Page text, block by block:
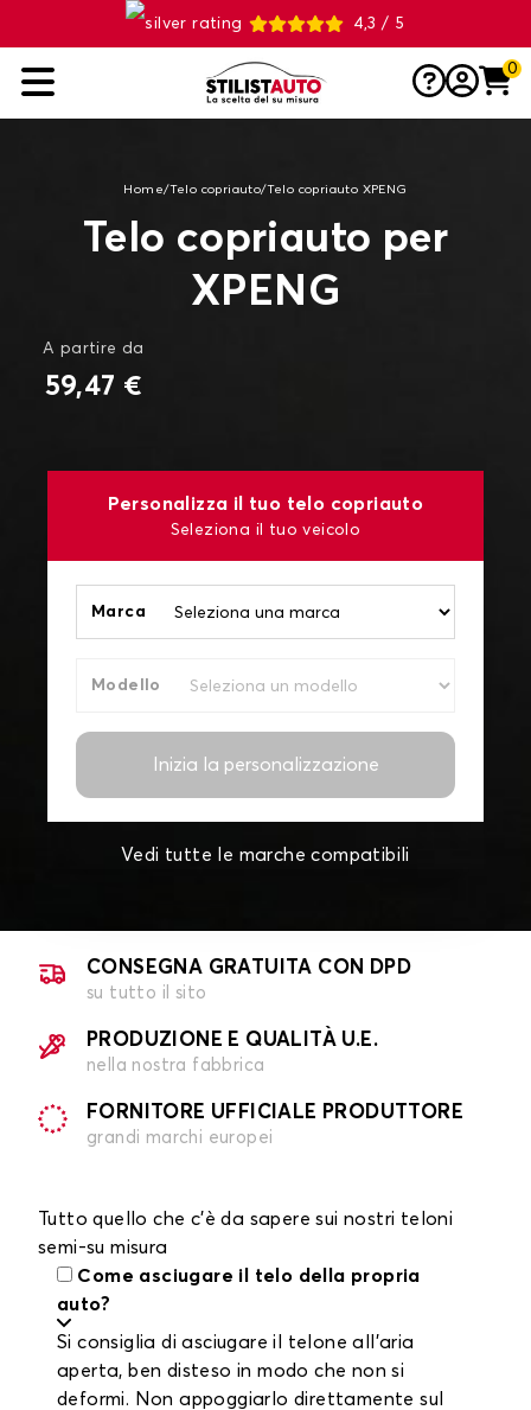
4,3 / 5
0
Home/Telo copriauto/Telo copriauto XPENG
Telo copriauto per
XPENG
A partire da
59,47 €
Personalizza il tuo telo copriauto
Seleziona il tuo veicolo
Marca
Modello
Inizia la personalizzazione
Vedi tutte le marche compatibili
CONSEGNA GRATUITA CON DPD
su tutto il sito
PRODUZIONE E QUALITÀ U.E.
nella nostra fabbrica
FORNITORE UFFICIALE PRODUTTORE
grandi marchi europei
Tutto quello che c'è da sapere sui nostri teloni
semi-su misura
Come asciugare il telo della propria
auto?
Si consiglia di asciugare il telone all'aria
aperta, ben disteso in modo che non si
deformi. Non appoggiarlo direttamente sul